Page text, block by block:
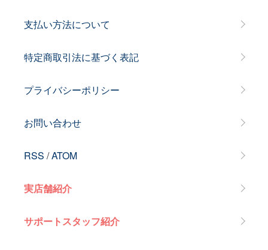
支払い方法について
特定商取引法に基づく表記
プライバシーポリシー
お問い合わせ
RSS /ATOM
実店舗紹介
サポートスタッフ紹介